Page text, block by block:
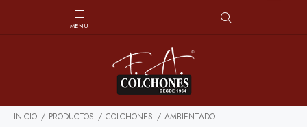
INICIO PRODUCTOS COLCHONES AMBIENTADO